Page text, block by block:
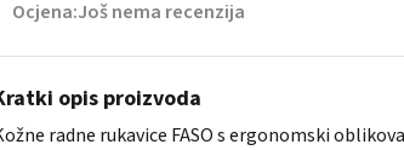
Ocjena:Još nema recenzija
opis proizvoda
radne rukavice FASO s ergonomski